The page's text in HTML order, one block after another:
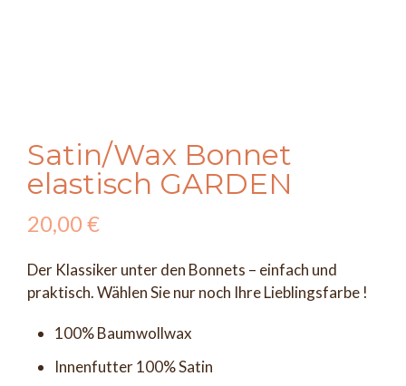
Satin/Wax Bonnet
elastisch GARDEN
20,00€
Der Klassiker unter den Bonnets – einfach und
praktisch. Wählen Sie nur noch Ihre Lieblingsfarbe !
100% Baumwollwax
Innenfutter 100% Satin